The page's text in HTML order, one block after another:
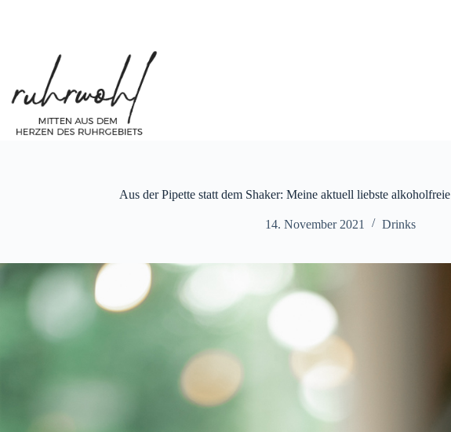
Aus der Pipette statt dem Shaker: Meine aktuell liebste
14. November 2021 Drinks